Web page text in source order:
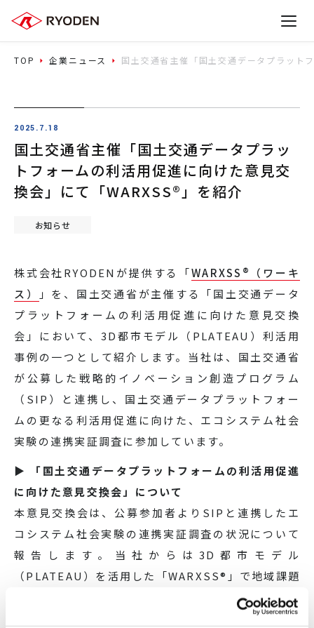
TOP 企業ニュース 国土交通省主催「国土交通データプラット
2025.7.18
国土交通省主催「国土交通データプラッ
トフォームの利活用促進に向けた意見交
換会」にて「WARXSS®」を紹介
お知らせ
株式会社RYODENが提供する「WARXSS®（ワーキ
ス）
」を、国土交通省が主催する「国土交通データ
プラットフォームの利活用促進に向けた意見交換
会」において、3D都市モデル（PLATEAU）利活用
事例の一つとして紹介します。当社は、国土交通省
が公募した戦略的イノベーション創造プログラム
（SIP）と連携し、国土交通データプラットフォー
ムの更なる利活用促進に向けた、エコシステム社会
実験の連携実証調査に参加しています。
▶ 「国土交通データプラットフォームの利活用促進
に向けた意見交換会」について
本意見交換会は、公募参加者よりSIPと連携したエ
コシステム社会実験の連携実証調査の状況について
報告します。当社からは3D都市モデル
（PLATEAU）を活用した「WARXSS®」で地域課題
に対して可視化による支援の取り組みを報告しま